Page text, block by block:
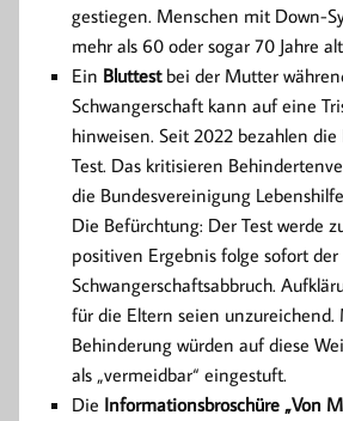
gestiegen. Menschen mit Down-
mehr als 60 oder sogar 70 Jahre
Ein Bluttestbei der Mutter
Schwangerschaft kann auf eine
hinweisen. Seit 2022 bezahlen
Test. Das kritisieren
die Bundesvereinigung
Die Befürchtung: Der Test werde
positiven Ergebnis folge sofort der
Schwangerschaftsabbruch.
für die Eltern seien
Behinderung würden auf diese
als „vermeidbar“ eingestuft.
Die Informationsbroschüre „Von